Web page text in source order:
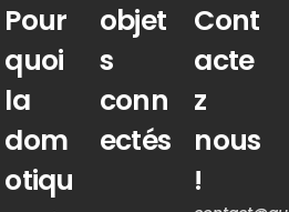
Pour
quoi
la
dom
otiqu
objet
s
conn
ectés
Cont
acte
z
nous
!